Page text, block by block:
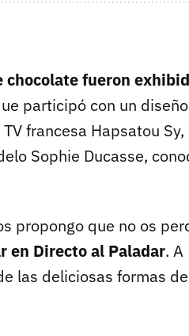
chocolate fueron
participó con un
francesa Hapsatou
Sophie Ducasse,
propongo que no os
en Directo al Paladar. A
las deliciosas formas